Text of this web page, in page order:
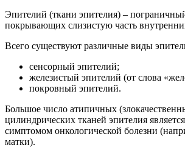
Эпителий (ткани эпителия) –
покрывающих слизистую часть
Всего существуют различные виды
сенсорный эпителий;
железистый эпителий (от слова
покровный эпителий.
Большое число атипичных
цилиндрических тканей эпителия
симптомом онкологической болезни
матки).